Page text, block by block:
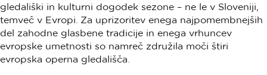
gledališki in kulturni dogodek sezone – ne le v Sloveniji,
temveč v Evropi. Za uprizoritev enega najpomembnejših
del zahodne glasbene tradicije in enega vrhuncev
evropske umetnosti so namreč združila moči štiri
evropska operna gledališča.